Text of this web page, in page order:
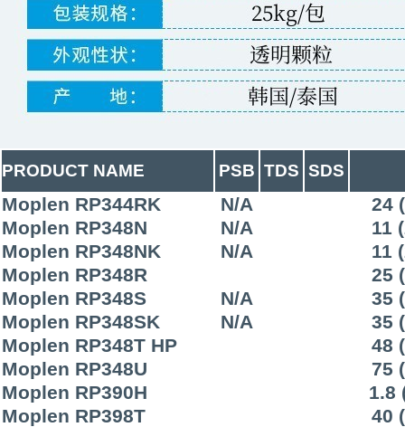
PRODUCT NAME PSB TDS SDS
Moplen RP344RK N/A
24
Moplen RP348N
N/A
11
Moplen RP348NK
N/A
11
Moplen RP348R
25
Moplen RP348S
N/A
35
Moplen RP348SK
N/A
35
Moplen RP348T HP
48
Moplen RP348U
75
Moplen RP390H
1.8
Moplen RP398T
40